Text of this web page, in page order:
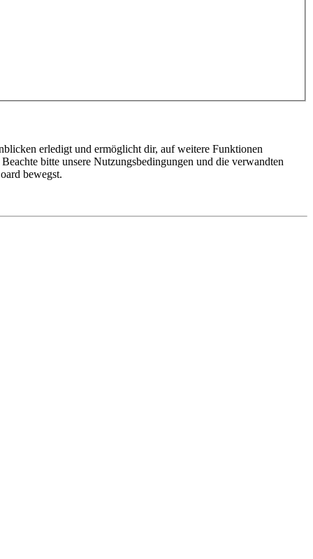
erledigt und ermöglicht dir, auf weitere Funktionen
bitte unsere Nutzungsbedingungen und die verwandten
bewegst.